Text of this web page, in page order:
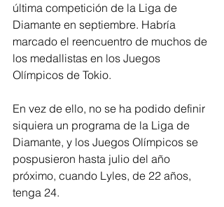
última competición de la Liga de
Diamante en septiembre. Habría
marcado el reencuentro de muchos de
los medallistas en los Juegos
Olímpicos de Tokio.
En vez de ello, no se ha podido definir
siquiera un programa de la Liga de
Diamante, y los Juegos Olímpicos se
pospusieron hasta julio del año
próximo, cuando Lyles, de 22 años,
tenga 24.